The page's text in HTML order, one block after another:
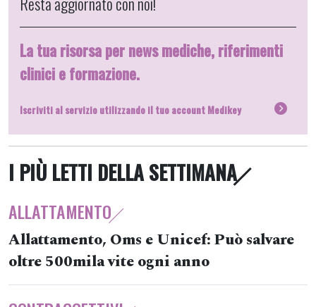
La tua risorsa per news mediche, riferimenti
clinici e formazione.
Iscriviti al servizio utilizzando il tuo account Medikey
I PIÙ LETTI DELLA SETTIMANA
ALLATTAMENTO
Allattamento, Oms e Unicef: Può salvare
oltre 500mila vite ogni anno